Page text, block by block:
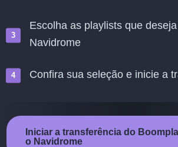
Escolha as playlists que
Navidrome
Confira sua seleção e inicie a
Iniciar a transferência do
o Navidrome